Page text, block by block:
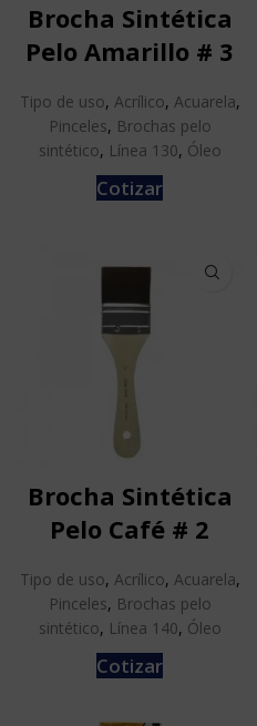
Brocha Sintética
Pelo Amarillo # 3
Tipo de uso, Acrílico, Acuarela,
Pinceles, Brochas pelo
sintético, Línea 130, Óleo
Cotizar
Brocha Sintética
Pelo Café # 2
Tipo de uso, Acrílico, Acuarela,
Pinceles, Brochas pelo
sintético, Línea 140, Óleo
Cotizar